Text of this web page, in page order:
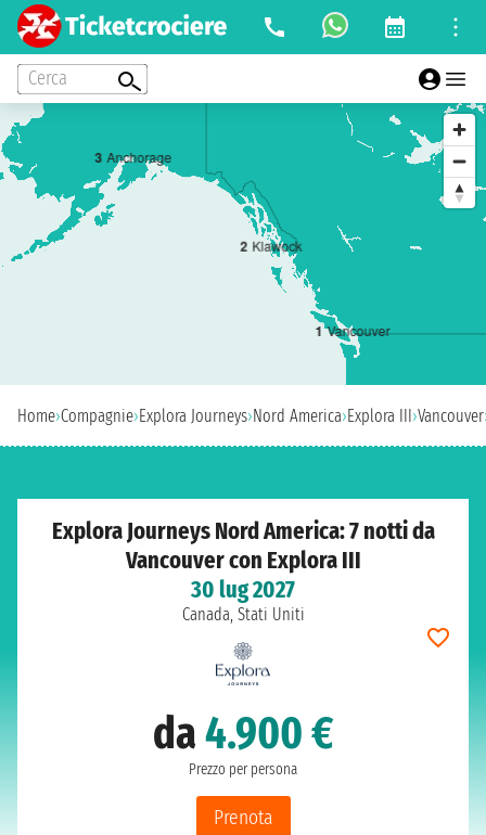
Cerca
1 Vancouver
2 Klawock
3 Anchorage
Home›Compagnie›Explora Journeys›Nord America›Explora III›Vancouver
Explora Journeys Nord America: 7 notti da
Vancouver con Explora III
30 lug 2027
Canada, Stati Uniti
da4.900 €
Prezzo per persona
Prenota